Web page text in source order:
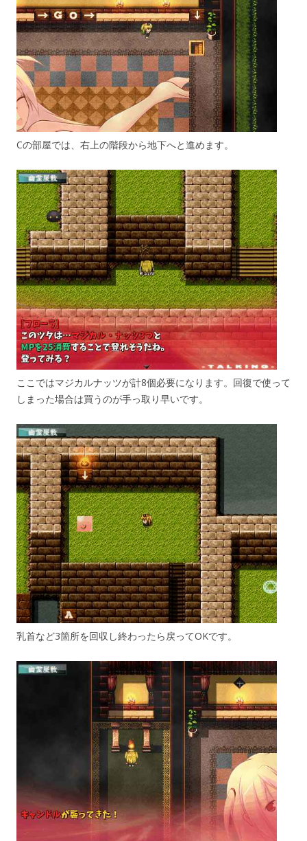
Cの部屋では、右上の階段から地下へと進めます。
ここではマジカルナッツが計8個必要になります。回復で使って
しまった場合は買うのが手っ取り早いです。
乳首など3箇所を回収し終わったら戻ってOKです。